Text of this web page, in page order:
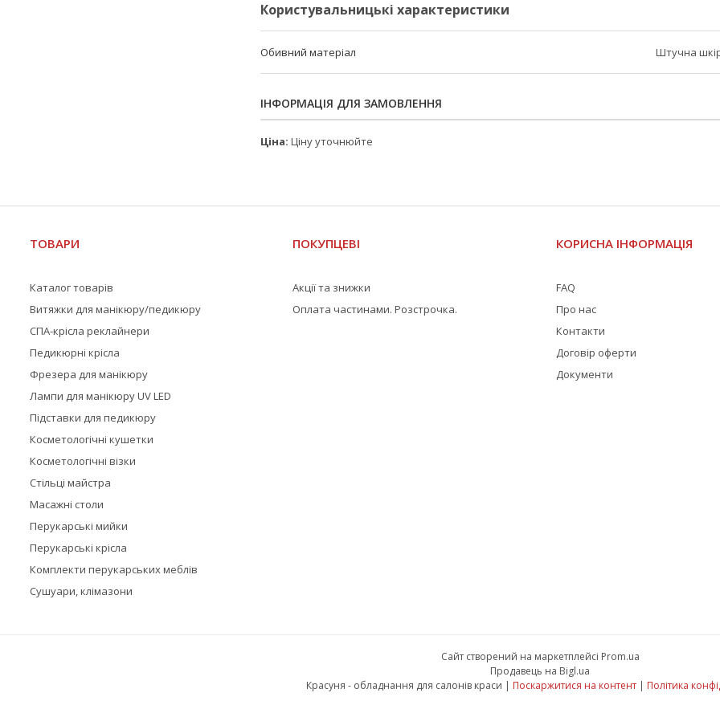
Користувальницькі характеристики
Обивний матеріал Штучна
ІНФОРМАЦІЯ ДЛЯ ЗАМОВЛЕННЯ
Ціна: Ціну уточнюйте
ТОВАРИ
Каталог товарів
Витяжки для манікюру/педикюру
СПА-крісла реклайнери
Педикюрні крісла
Фрезера для манікюру
Лампи для манікюру UV LED
Підставки для педикюру
Косметологічні кушетки
Косметологічні візки
Стільці майстра
Масажні столи
Перукарські мийки
Перукарські крісла
Комплекти перукарських меблів
Сушуари, клімазони
ПОКУПЦЕВІ
Акції та знижки
Оплата частинами. Розстрочка.
КОРИСНА ІНФОРМАЦІЯ
FAQ
Про нас
Контакти
Договір оферти
Документи
Сайт створений на маркетплейсі Prom.ua
Продавець на Bigl.ua
Красуня - обладнання для салонів краси | Поскаржитися на контент | Політика